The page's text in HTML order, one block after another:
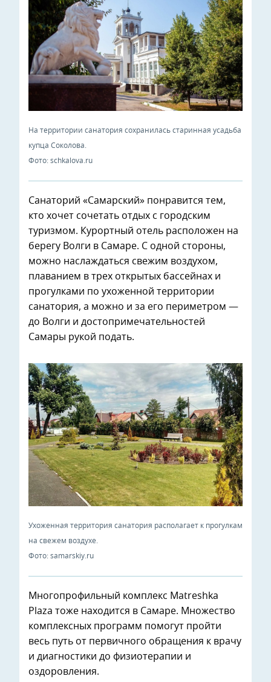
На территории санатория сохранилась старинная усадьба
купца Соколова.
Фото: schkalova.ru
Санаторий «Самарский» понравится тем,
кто хочет сочетать отдых с городским
туризмом. Курортный отель расположен на
берегу Волги в Самаре. С одной стороны,
можно наслаждаться свежим воздухом,
плаванием в трех открытых бассейнах и
прогулками по ухоженной территории
санатория, а можно и за его периметром —
до Волги и достопримечательностей
Самары рукой подать.
Ухоженная территория санатория располагает к прогулкам
на свежем воздухе.
Фото: samarskiy.ru
Многопрофильный комплекс Matrеshka
Plaza тоже находится в Самаре. Множество
комплексных программ помогут пройти
весь путь от первичного обращения к врачу
и диагностики до физиотерапии и
оздоровления.